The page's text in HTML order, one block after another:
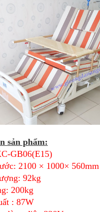
sản phẩm:
GB06(E15)
2100 × 1000× 560mm
92kg
200kg
: 87W